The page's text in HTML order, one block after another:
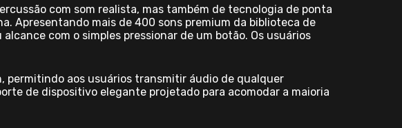
com som realista, mas também de tecnologia de ponta
Apresentando mais de 400 sons premium da biblioteca de
com o simples pressionar de um botão. Os usuários
aos usuários transmitir áudio de qualquer
de dispositivo elegante projetado para acomodar a maioria